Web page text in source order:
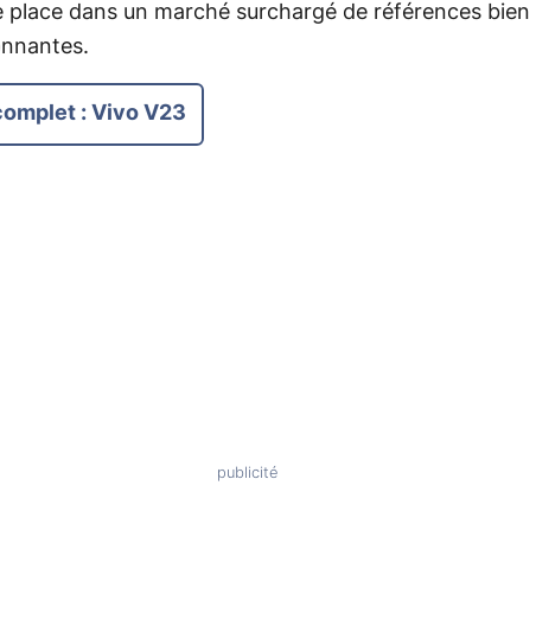
place dans un marché surchargé de références bien
: Vivo V23